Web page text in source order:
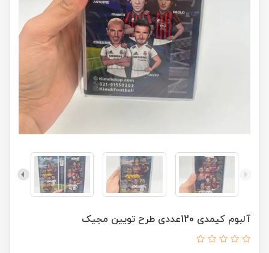
آلبوم کیمدی 120عددی طرح تویین مجیک